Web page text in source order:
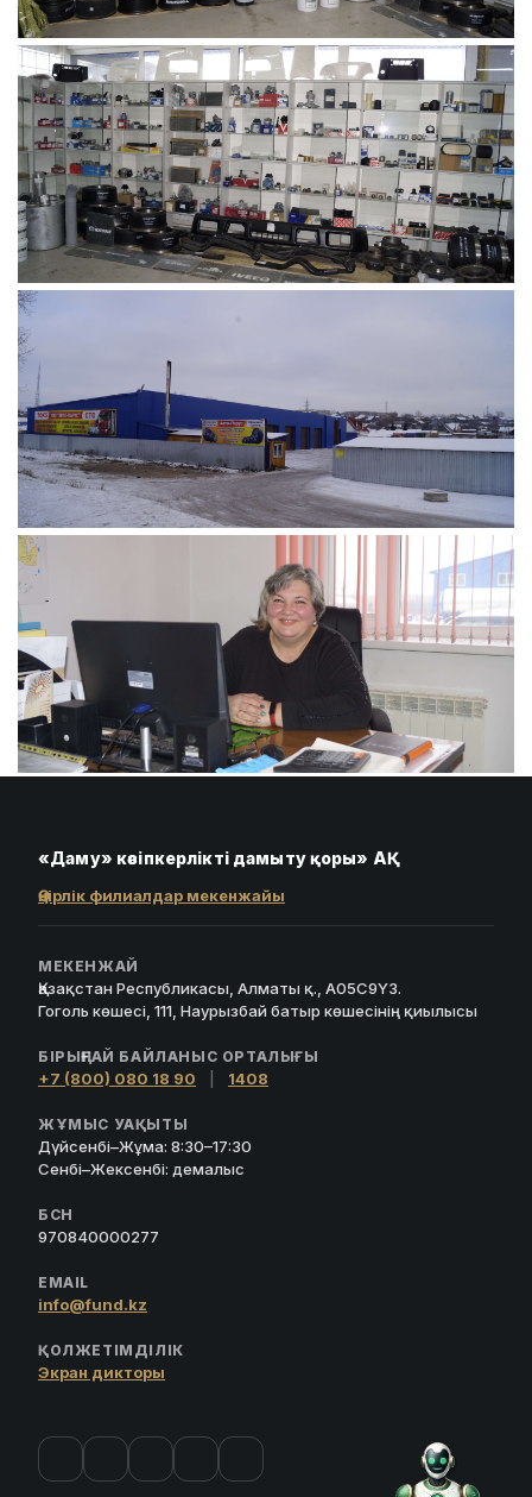
«Даму» кәсіпкерлікті дамыту қоры» АҚ
Өңірлік филиалдар мекенжайы
МЕКЕНЖАЙ
Қазақстан Республикасы, Алматы қ., A05C9Y3.
Гоголь көшесі, 111, Наурызбай батыр көшесінің қиылысы
БІРЫҢҒАЙ БАЙЛАНЫС ОРТАЛЫҒЫ
+7 (800) 080 18 90 1408
ЖҰМЫС УАҚЫТЫ
Дүйсенбі–Жұма: 8:30–17:30
Сенбі–Жексенбі: демалыс
БСН
970840000277
EMAIL
info@fund.kz
ҚОЛЖЕТІМДІЛІК
Экран дикторы